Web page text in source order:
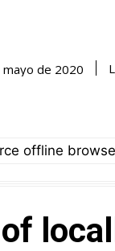
mayo de 2020
offline